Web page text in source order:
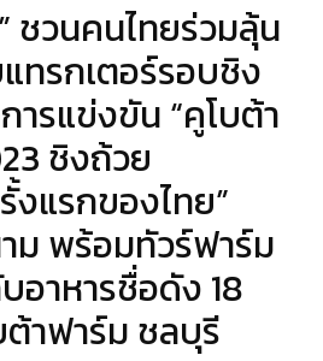
ชวนคนไทยร่วมลุ้น
รกเตอร์รอบชิง
ารแข่งขัน “คูโบต้า
ชิงถ้วย
งแรกของไทย”
ม พร้อมทัวร์ฟาร์ม
อาหารชื่อดัง 18
าฟาร์ม ชลบุรี